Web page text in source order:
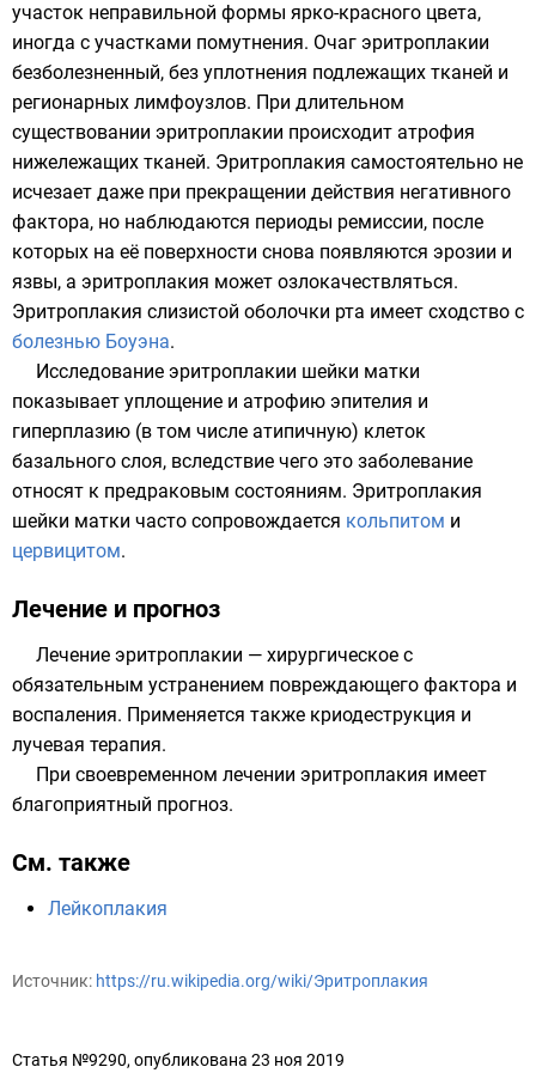
участок неправильной формы ярко-красного цвета,
иногда с участками помутнения. Очаг эритроплакии
безболезненный, без уплотнения подлежащих тканей и
регионарных лимфоузлов. При длительном
существовании эритроплакии происходит атрофия
нижележащих тканей. Эритроплакия самостоятельно не
исчезает даже при прекращении действия негативного
фактора, но наблюдаются периоды ремиссии, после
которых на её поверхности снова появляются эрозии и
язвы, а эритроплакия может озлокачествляться.
Эритроплакия слизистой оболочки рта имеет сходство с
болезнью Боуэна.
Исследование эритроплакии шейки матки
показывает уплощение и атрофию эпителия и
гиперплазию (в том числе атипичную) клеток
базального слоя, вследствие чего это заболевание
относят к предраковым состояниям. Эритроплакия
шейки матки часто сопровождается кольпитом и
цервицитом.
Лечение и прогноз
Лечение эритроплакии — хирургическое с
обязательным устранением повреждающего фактора и
воспаления. Применяется также криодеструкция и
лучевая терапия.
При своевременном лечении эритроплакия имеет
благоприятный прогноз.
См. также
Лейкоплакия
Источник: https://ru.wikipedia.org/wiki/Эритроплакия
Статья №9290, опубликована 23 ноя 2019